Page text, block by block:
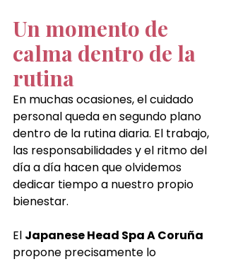
Un momento de
calma dentro de la
rutina
En muchas ocasiones, el cuidado
personal queda en segundo plano
dentro de la rutina diaria. El trabajo,
las responsabilidades y el ritmo del
día a día hacen que olvidemos
dedicar tiempo a nuestro propio
bienestar.
El Japanese Head Spa A Coruña
propone precisamente lo